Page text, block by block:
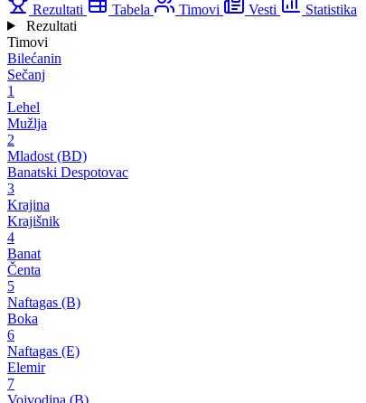
Rezultati Tabela Timovi Vesti
Statistika
Rezultati
Timovi
Bilećanin
Sečanj
1
Lehel
Mužlja
2
Mladost (BD)
Banatski Despotovac
3
Krajina
Krajišnik
4
Banat
Čenta
5
Naftagas (B)
Boka
6
Naftagas (E)
Elemir
7
Vojvodina (B)